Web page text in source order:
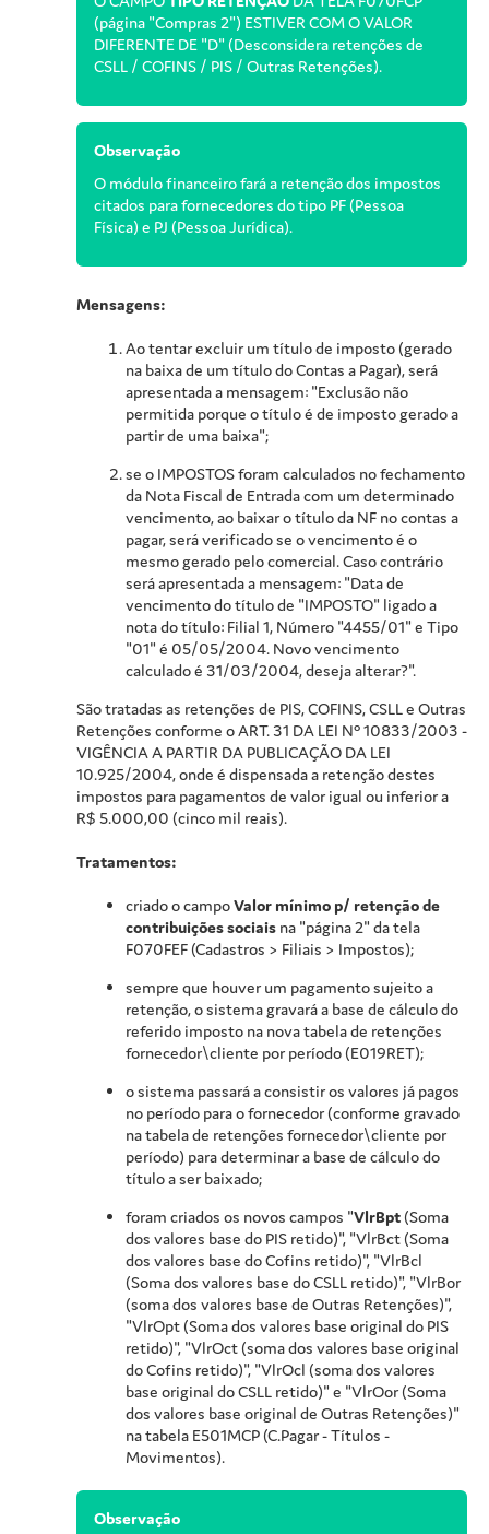
(página "Compras 2") ESTIVER COM O VALOR
DIFERENTE DE "D" (Desconsidera retenções de
CSLL / COFINS / PIS / Outras Retenções).
Observação
O módulo financeiro fará a retenção dos impostos
citados para fornecedores do tipo PF (Pessoa
Física) e PJ (Pessoa Jurídica).
Mensagens:
Ao tentar excluir um título de imposto (gerado
na baixa de um título do Contas a Pagar), será
apresentada a mensagem: "Exclusão não
permitida porque o título é de imposto gerado a
partir de uma baixa";
se o IMPOSTOS foram calculados no fechamento
da Nota Fiscal de Entrada com um determinado
vencimento, ao baixar o título da NF no contas a
pagar, será verificado se o vencimento é o
mesmo gerado pelo comercial. Caso contrário
será apresentada a mensagem: "Data de
vencimento do título de "IMPOSTO" ligado a
nota do título: Filial 1, Número "4455/01" e Tipo
"01" é 05/05/2004. Novo vencimento
calculado é 31/03/2004, deseja alterar?".
São tratadas as retenções de PIS, COFINS, CSLL e Outras
Retenções conforme o ART. 31 DA LEI Nº 10833/2003 -
VIGÊNCIA A PARTIR DA PUBLICAÇÃO DA LEI
10.925/2004, onde é dispensada a retenção destes
impostos para pagamentos de valor igual ou inferior a
R$ 5.000,00 (cinco mil reais).
Tratamentos:
criado o campoValor mínimo p/ retenção de
contribuições sociais na "página 2" da tela
F070FEF (Cadastros > Filiais > Impostos);
sempre que houver um pagamento sujeito a
retenção, o sistema gravará a base de cálculo do
referido imposto na nova tabela de retenções
fornecedor\cliente por período (E019RET);
o sistema passará a consistir os valores já pagos
no período para o fornecedor (conforme gravado
na tabela de retenções fornecedor\cliente por
período) para determinar a base de cálculo do
título a ser baixado;
foram criados os novos campos "VlrBpt (Soma
dos valores base do PIS retido)", "VlrBct (Soma
dos valores base do Cofins retido)", "VlrBcl
(Soma dos valores base do CSLL retido)", "VlrBor
(soma dos valores base de Outras Retenções)",
"VlrOpt (Soma dos valores base original do PIS
retido)", "VlrOct (soma dos valores base original
do Cofins retido)", "VlrOcl (soma dos valores
base original do CSLL retido)" e "VlrOor (Soma
dos valores base original de Outras Retenções)"
na tabela E501MCP (C.Pagar - Títulos -
Movimentos).
Observação